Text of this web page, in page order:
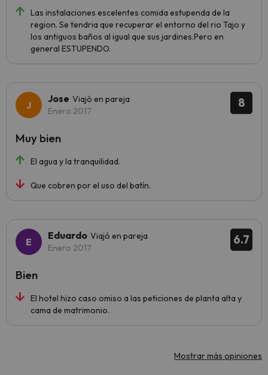
Las instalaciones escelentes comida estupenda de la
region. Se tendria que recuperar el entorno del rio Tajo y
los antiguos baños al igual que sus jardines.Pero en
general ESTUPENDO.
8
Jose Viajó en pareja
Enero 2017
El agua y la tranquilidad.
Que cobren por el uso del batín.
Muy bien
6.7
Eduardo Viajó en pareja
Enero 2017
El hotel hizo caso omiso a las peticiones de planta alta y
cama de matrimonio.
Bien
Mostrar más opiniones